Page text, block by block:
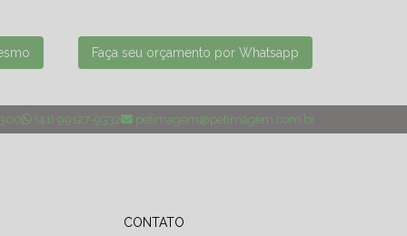
Faça seu orçamento por Whatsapp
(41) 99127-9332 petimagem@petimagem.com.br
CONTATO